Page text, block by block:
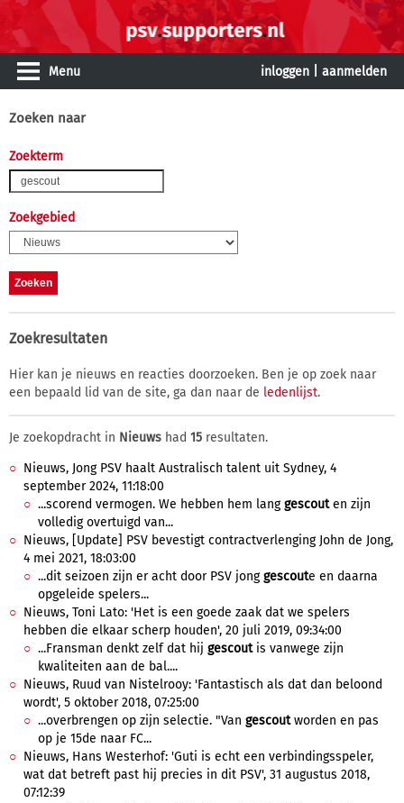
Menu inloggen aanmelden
Zoeken naar
Zoekterm
Zoekgebied
Zoekresultaten
Hier kan je nieuws en reacties doorzoeken. Ben je op zoek naar
een bepaald lid van de site, ga dan naar de ledenlijst.
Je zoekopdracht in Nieuws had 15 resultaten.
Nieuws, Jong PSV haalt Australisch talent uit Sydney, 4
september 2024, 11:18:00
...scorend vermogen. We hebben hem langgescouten zijn
volledig overtuigd van...
Nieuws, [Update] PSV bevestigt contractverlenging John de Jong,
4 mei 2021, 18:03:00
...dit seizoen zijn er acht door PSV jonggescoute en daarna
opgeleide spelers...
Nieuws, Toni Lato: 'Het is een goede zaak dat we spelers
hebben die elkaar scherp houden', 20 juli 2019, 09:34:00
...Fransman denkt zelf dat hij gescoutis vanwege zijn
kwaliteiten aan de bal....
Nieuws, Ruud van Nistelrooy: 'Fantastisch als dat dan beloond
wordt', 5 oktober 2018, 07:25:00
...overbrengen op zijn selectie. "Van gescoutworden en pas
op je 15de naar FC...
Nieuws, Hans Westerhof: 'Guti is echt een verbindingsspeler,
wat dat betreft past hij precies in dit PSV', 31 augustus 2018,
07:12:39